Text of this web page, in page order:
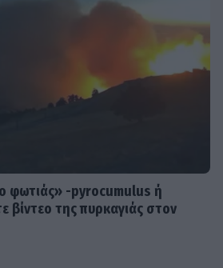
Η ημερομηνία
φωτιάς» -pyrocumulus ή
βίντεο της πυρκαγιάς στον